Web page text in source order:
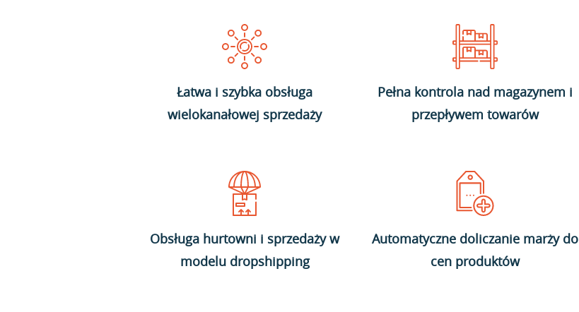
Łatwa i szybka obsługa
wielokanałowej sprzedaży
Pełna kontrola nad magazynem i
przepływem towarów
Obsługa hurtowni i sprzedaży w
modelu dropshipping
Automatyczne doliczanie marży do
cen produktów